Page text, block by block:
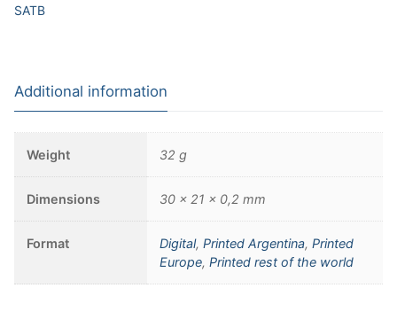
SATB
Additional information
Weight 32 g
Dimensions 30 × 21 × 0,2 mm
Format Digital,Printed Argentina,Printed
Europe,Printed rest of the world